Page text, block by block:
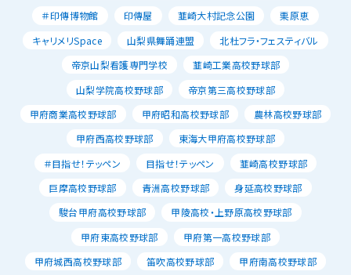
＃印傳博物館
印傳屋 韮崎大村記念公園
栗原恵
キャリメリSpace
山梨県舞踊連盟
北杜フラ・フェスティバル
帝京山梨看護専門学校
韮崎工業高校野球部
山梨学院高校野球部
帝京第三高校野球部
甲府商業高校野球部
甲府昭和高校野球部
農林高校野球部
甲府西高校野球部
東海大甲府高校野球部
＃目指せ！テッペン
目指せ！テッペン
韮崎高校野球部
巨摩高校野球部
青洲高校野球部
身延高校野球部
駿台甲府高校野球部
甲陵高校・上野原高校野球部
甲府東高校野球部
甲府第一高校野球部
甲府城西高校野球部
笛吹高校野球部
甲府南高校野球部